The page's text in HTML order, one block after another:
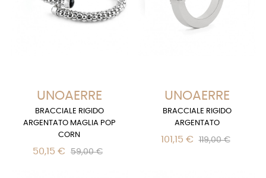
UNOAERRE
BRACCIALE RIGIDO
ARGENTATO MAGLIA POP
CORN
50,15 € 59,00 €
UNOAERRE
BRACCIALE RIGIDO
ARGENTATO
101,15 € 119,00 €